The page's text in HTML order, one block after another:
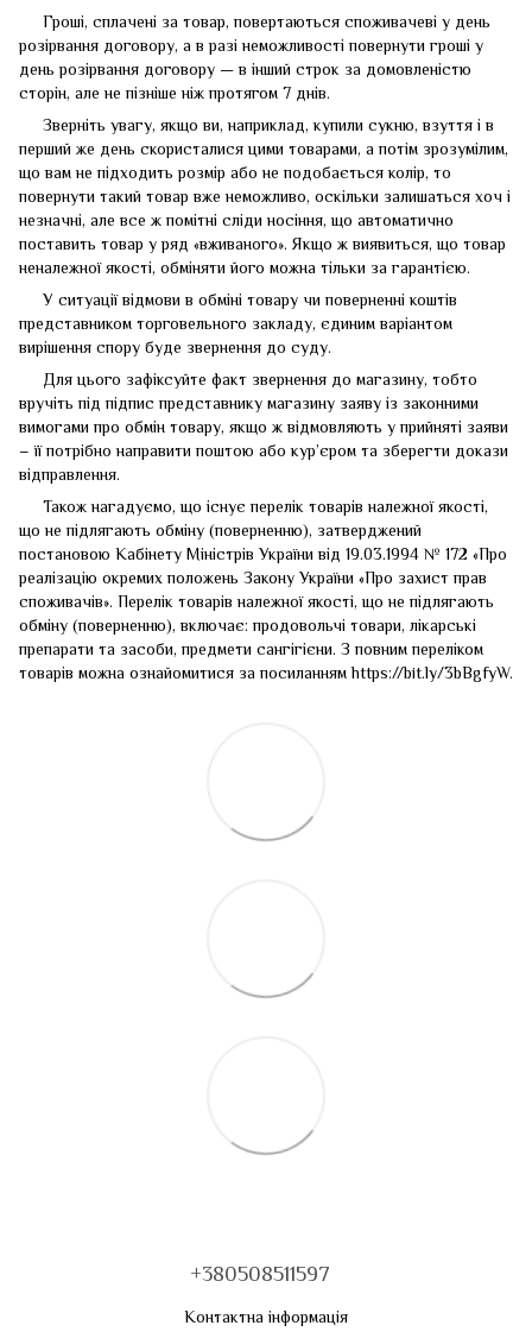
Гроші, сплачені за товар, повертаються споживачеві у день
розірвання договору, а в разі неможливості повернути гроші у
день розірвання договору — в інший строк за домовленістю
сторін, але не пізніше ніж протягом 7 днів.
Зверніть увагу, якщо ви, наприклад, купили сукню, взуття і в
перший же день скористалися цими товарами, а потім зрозумілим,
що вам не підходить розмір або не подобається колір, то
повернути такий товар вже неможливо, оскільки залишаться хоч і
незначні, але все ж помітні сліди носіння, що автоматично
поставить товар у ряд «вживаного». Якщо ж виявиться, що товар
неналежної якості, обміняти його можна тільки за гарантією.
У ситуації відмови в обміні товару чи поверненні коштів
представником торговельного закладу, єдиним варіантом
вирішення спору буде звернення до суду.
Для цього зафіксуйте факт звернення до магазину, тобто
вручіть під підпис представнику магазину заяву із законними
вимогами про обмін товару, якщо ж відмовляють у прийняті заяви
– її потрібно направити поштою або кур’єром та зберегти докази
відправлення.
Також нагадуємо, що існує перелік товарів належної якості,
що не підлягають обміну (поверненню), затверджений
постановою Кабінету Міністрів України від 19.03.1994 № 172 «Про
реалізацію окремих положень Закону України «Про захист прав
споживачів». Перелік товарів належної якості, що не підлягають
обміну (поверненню), включає: продовольчі товари, лікарські
препарати та засоби, предмети сангігієни. З повним переліком
товарів можна ознайомитися за посиланнямhttps://bit.ly/3bBgfyW.
+380508511597
Контактна інформація